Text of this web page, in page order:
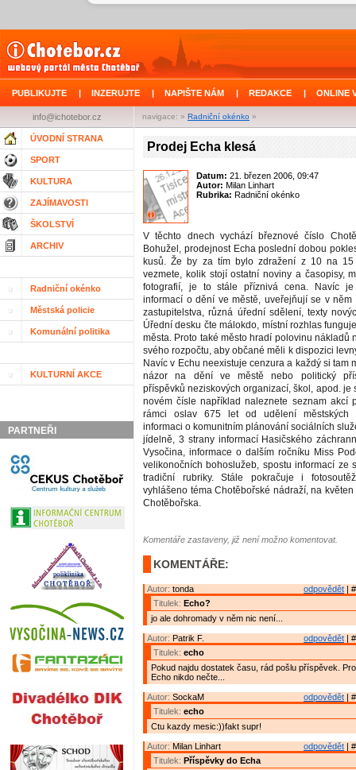
PUBLIKUJTE | INZERUJTE | NAPIŠTE NÁM | REDAKCE | ONLINE
navigace: » Radniční okénko »
info@ichotebor.cz
ÚVODNÍ STRANA
SPORT
KULTURA
ZAJÍMAVOSTI
ŠKOLSTVÍ
ARCHIV
Radniční okénko
Městská policie
Komunální politika
KULTURNÍ AKCE
PARTNEŘI
Prodej Echa klesá
Datum: 21. březen 2006, 09:47
Autor: Milan Linhart
Rubrika: Radniční okénko
V těchto dnech vychází březnové číslo
Bohužel, prodejnost Echa poslední dobou
kusů. Že by za tím bylo zdražení z 10 na
vezmete, kolik stojí ostatní noviny a časopisy,
fotografií, je to stále příznivá cena. Navíc
informací o dění ve městě, uveřejňují se v
zastupitelstva, různá úřední sdělení, texty
Úřední desku čte málokdo, místní rozhlas
města. Proto také město hradí polovinu nákladů
svého rozpočtu, aby občané měli k dispozici
Navíc v Echu neexistuje cenzura a každý si tam
názor na dění ve městě nebo politický
příspěvků neziskových organizací, škol, apod. je
novém čísle například naleznete seznam akcí
rámci oslav 675 let od udělení městských
informaci o komunitním plánování sociálních
jídelně, 3 strany informací Hasičského
Vysočina, informace o dalším ročníku Miss
velikonočních bohoslužeb, spostu informací ze
tradiční rubriky. Stále pokračuje i
vyhlášeno téma Chotěbořské nádraží, na
Chotěbořska.
Komentáře zastaveny, již není možno komentovat.
KOMENTÁŘE:
odpovědět |
Autor: tonda
Titulek: Echo?
jo ale dohromady v něm nic není...
odpovědět |
Autor: Patrik F.
Titulek: echo
Pokud najdu dostatek času, rád pošlu příspěvek.
Echo nikdo nečte...
odpovědět |
Autor: SockaM
Titulek: echo
Ctu kazdy mesic:))fakt supr!
odpovědět |
Autor: Milan Linhart
Titulek: Příspěvky do Echa